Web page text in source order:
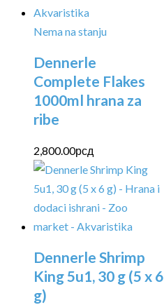
Nema na stanju
Dennerle
Complete Flakes
1000ml hrana za
ribe
2,800.00рсд
Dennerle Shrimp
King 5u1, 30 g (5 x 6
g)